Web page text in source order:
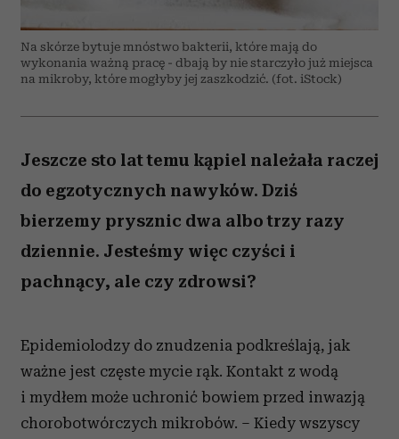
Na skórze bytuje mnóstwo bakterii, które mają do
wykonania ważną pracę - dbają by nie starczyło już miejsca
na mikroby, które mogłyby jej zaszkodzić. (fot. iStock)
Jeszcze sto lat temu kąpiel należała raczej
do egzotycznych nawyków. Dziś
bierzemy prysznic dwa albo trzy razy
dziennie. Jesteśmy więc czyści i
pachnący, ale czy zdrowsi?
Epidemiolodzy do znudzenia podkreślają, jak
ważne jest częste mycie rąk. Kontakt z wodą
i mydłem może uchronić bowiem przed inwazją
chorobotwórczych mikrobów. – Kiedy wszyscy